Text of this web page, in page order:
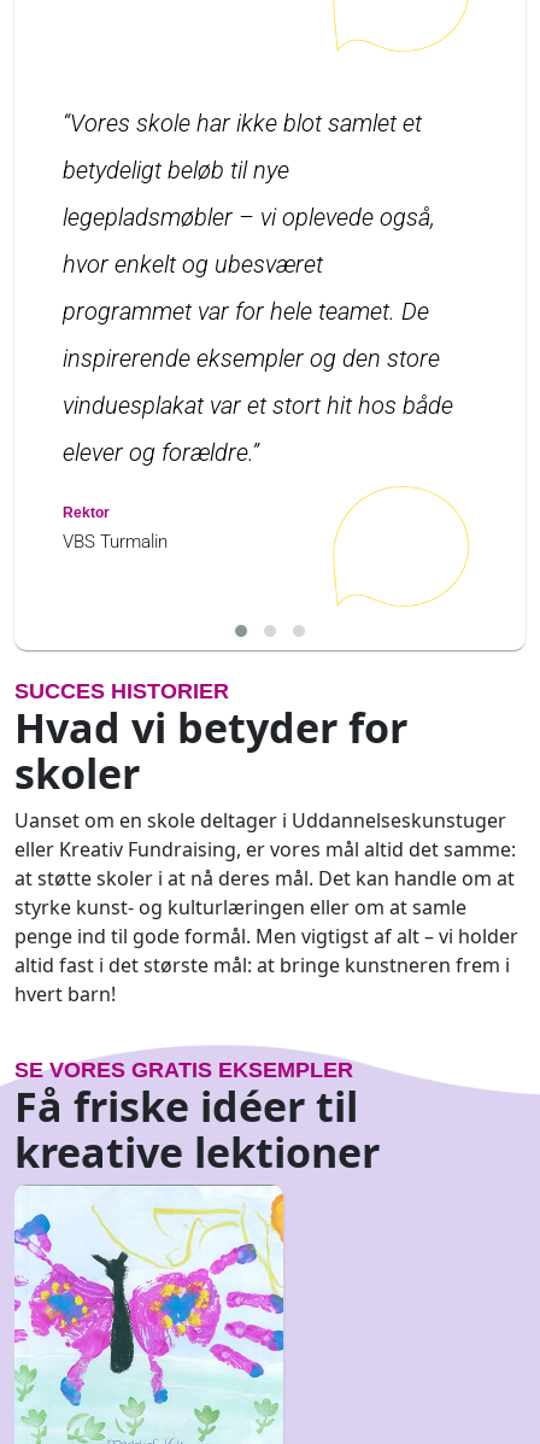
“Vores skole har ikke blot samlet et
betydeligt beløb til nye
legepladsmøbler – vi oplevede også,
hvor enkelt og ubesværet
programmet var for hele teamet. De
inspirerende eksempler og den store
vinduesplakat var et stort hit hos både
elever og forældre.”
Rektor
VBS Turmalin
SUCCES HISTORIER
Hvad vi betyder for
skoler
Uanset om en skole deltager i Uddannelseskunstuger
eller Kreativ Fundraising, er vores mål altid det samme:
at støtte skoler i at nå deres mål. Det kan handle om at
styrke kunst- og kulturlæringen eller om at samle
penge ind til gode formål. Men vigtigst af alt – vi holder
altid fast i det største mål: at bringe kunstneren frem i
hvert barn!
SE VORES GRATIS EKSEMPLER
Få friske idéer til
kreative lektioner